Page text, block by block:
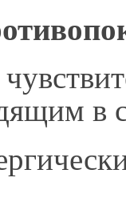
в